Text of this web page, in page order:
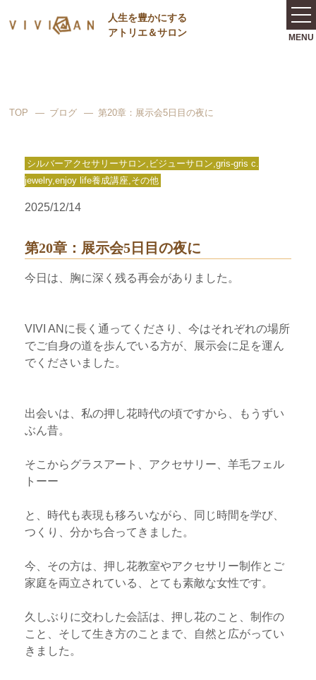
⼈⽣を豊かにする
アトリエ＆サロン
TOP ブログ 第20章：展示会5日目の夜に
シルバーアクセサリーサロン,ビジューサロン,gris-gris c.
jewelry,enjoy life養成講座,その他
2025/12/14
第20章：展示会5日目の夜に
今日は、胸に深く残る再会がありました。
VIVI ANに長く通ってくださり、今はそれぞれの場所
でご自身の道を歩んでいる方が、展示会に足を運ん
でくださいました。
出会いは、私の押し花時代の頃ですから、もうずい
ぶん昔。
そこからグラスアート、アクセサリー、羊毛フェル
トーー
と、時代も表現も移ろいながら、同じ時間を学び、
つくり、分かち合ってきました。
今、その方は、押し花教室やアクセサリー制作とご
家庭を両立されている、とても素敵な女性です。
久しぶりに交わした会話は、押し花のこと、制作の
こと、そして生き方のことまで、自然と広がってい
きました。